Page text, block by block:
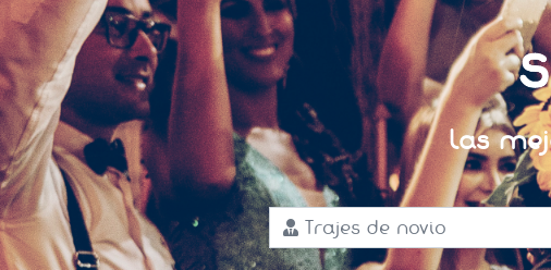
Las
Trajes de novio